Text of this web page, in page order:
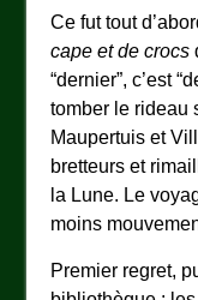
Ce fut tout
cape et de crocs
“dernier”, c’est
tomber le rideau
Maupertuis et
bretteurs et
la Lune. Le
moins
Premier regret,